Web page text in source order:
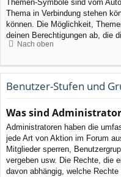
Themen-Symbole sind vom
Thema in Verbindung stehen
können. Die Möglichkeit,
deinen Berechtigungen ab, die
Nach oben
Benutzer-Stufen und
Was sind
Administratoren haben die
jede Art von Aktion im Forum
Mitglieder sperren,
vergeben usw. Die Rechte, die
davon abhängig, welche